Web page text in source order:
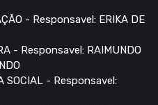
- Responsavel: ERIKA DE
- Responsavel: RAIMUNDO
SOCIAL - Responsavel: